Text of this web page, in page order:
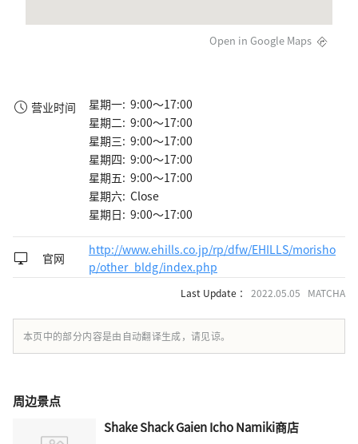
Open in Google Maps
营业时间
星期一: 9:00～17:00
星期二: 9:00～17:00
星期三: 9:00～17:00
星期四: 9:00～17:00
星期五: 9:00～17:00
星期六: Close
星期日: 9:00～17:00
官网
http://www.ehills.co.jp/rp/dfw/EHILLS/morisho
p/other_bldg/index.php
Last Update ： 2022.05.05 MATCHA
本页中的部分内容是由自动翻译生成，请见谅。
周边景点
Shake Shack Gaien Icho Namiki商店